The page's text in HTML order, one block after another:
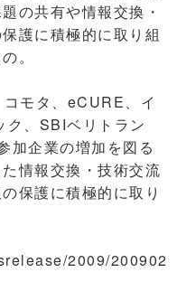
の共有や情報交換・
護に積極的に取り組
。
モタ、eCURE、イ
ク、SBIベリトラン
加企業の増加を図る
情報交換・技術交流
保護に積極的に取り
2009/200902